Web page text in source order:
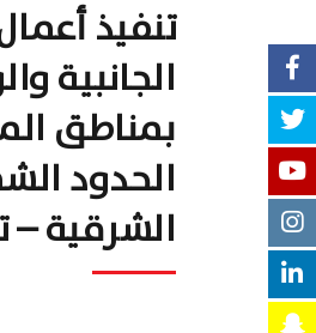
تنفيذ
الجانبية
بمناطق
الحدود
الشرقية –